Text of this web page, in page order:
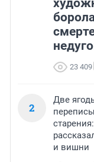
23 409
2
Две
и вишни